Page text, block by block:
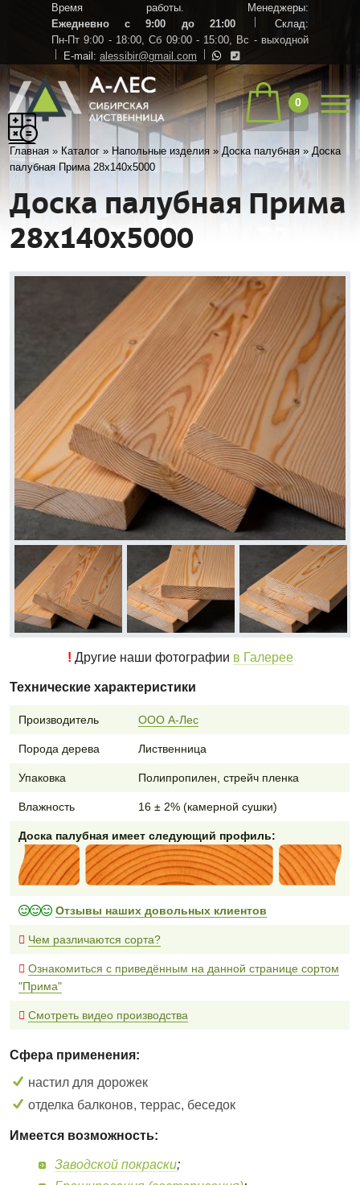
Время работы. Менеджеры:
Ежедневно с 9:00 до 21:00
Склад:
Пн-Пт 9:00 - 18:00, Сб 09:00 - 15:00, Вс - выходной
E-mail: alessibir@gmail.com
0
Главная » Каталог » Напольные изделия »Доска палубная »Доска
палубная Прима 28х140х5000
Доска палубная Прима
28х140х5000
! Другие наши фотографии в Галерее
Технические характеристики
Производитель ООО А-Лес
Порода дерева Лиственница
Упаковка Полипропилен, стрейч пленка
Влажность 16 ± 2% (камерной сушки)
Доска палубная имеет следующий профиль:
Отзывы наших довольных клиентов
Чем различаются сорта?
Ознакомиться с приведённым на данной странице сортом
"Прима"
Смотреть видео производства
Сфера применения:
настил для дорожек
отделка балконов, террас, беседок
Имеется возможность:
Заводской покраски;